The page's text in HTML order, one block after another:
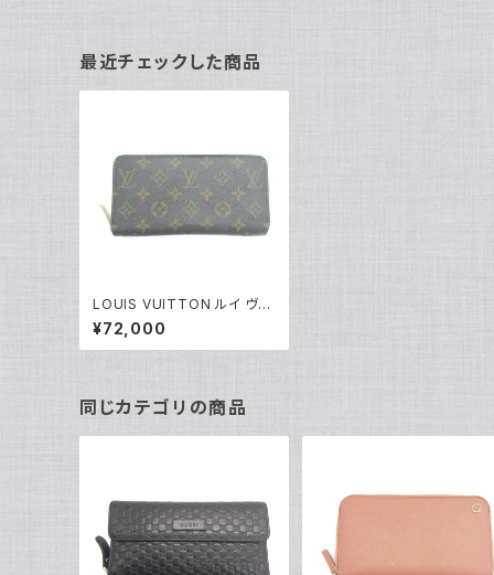
最近チェックした商品
LOUIS VUITTON ルイ ヴィ
トン ジッピー・ウォレット モノ
グラム ローズ･バレリーヌ 長
財布 M41894 Y04013
¥72,000
同じカテゴリの商品